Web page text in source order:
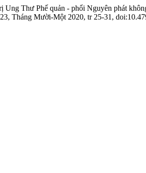
Thư Phế quản - phổi Nguyên phát
Tháng Mười-Một 2020, tr 25-31,